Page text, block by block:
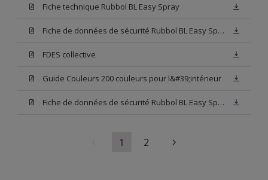
Fiche technique Rubbol BL Easy Spray
Fiche de données de sécurité Rubbol BL Easy Spray Base W05
FDES collective
Guide Couleurs 200 couleurs pour l&#39;intérieur
Fiche de données de sécurité Rubbol BL Easy Spray Blanc
1 2